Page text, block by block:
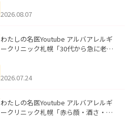
ました。
2026.08.07
わたしの名医Youtube アルバアレルギ
ークリニック札幌「30代から急に老け
た。
2026.07.24
わたしの名医Youtube アルバアレルギ
ークリニック札幌「赤ら顔・酒さ・ニ